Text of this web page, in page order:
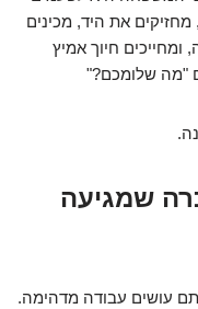
את היד, מכינים
ומחייכים חיוך אמיץ
"מה שלומכם?"
שמגיעה
עושים עבודה מדהימה.